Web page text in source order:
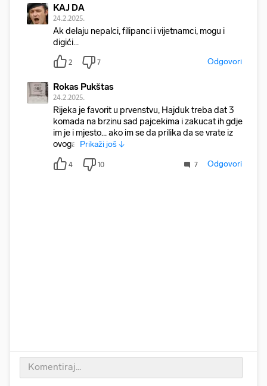
KAJ DA
24.2.2025.
Ak delaju nepalci, filipanci i vijetnamci, mogu i
digići...
2 7 Odgovori
Rokas Pukštas
24.2.2025.
Rijeka je favorit u prvenstvu, Hajduk treba dat 3
komada na brzinu sad pajcekima i zakucat ih gdje
im je i mjesto... ako im se da prilika da se vrate iz
ovoga, Prikaži još ↓
4 10 7 Odgovori